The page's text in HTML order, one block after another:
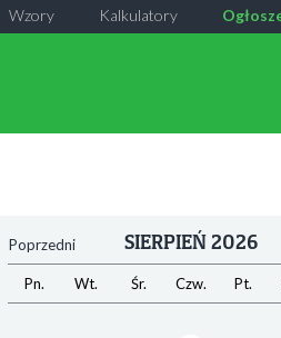
Kalkulatory
Wzory
Poprzedni SIERPIEŃ 2026
Pn. Wt. Śr. Czw. Pt.